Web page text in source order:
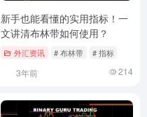
新手也能看懂的实用指标！一
文讲清布林带如何使用？
外汇资讯 # 布林带 # 指标
3年前 214